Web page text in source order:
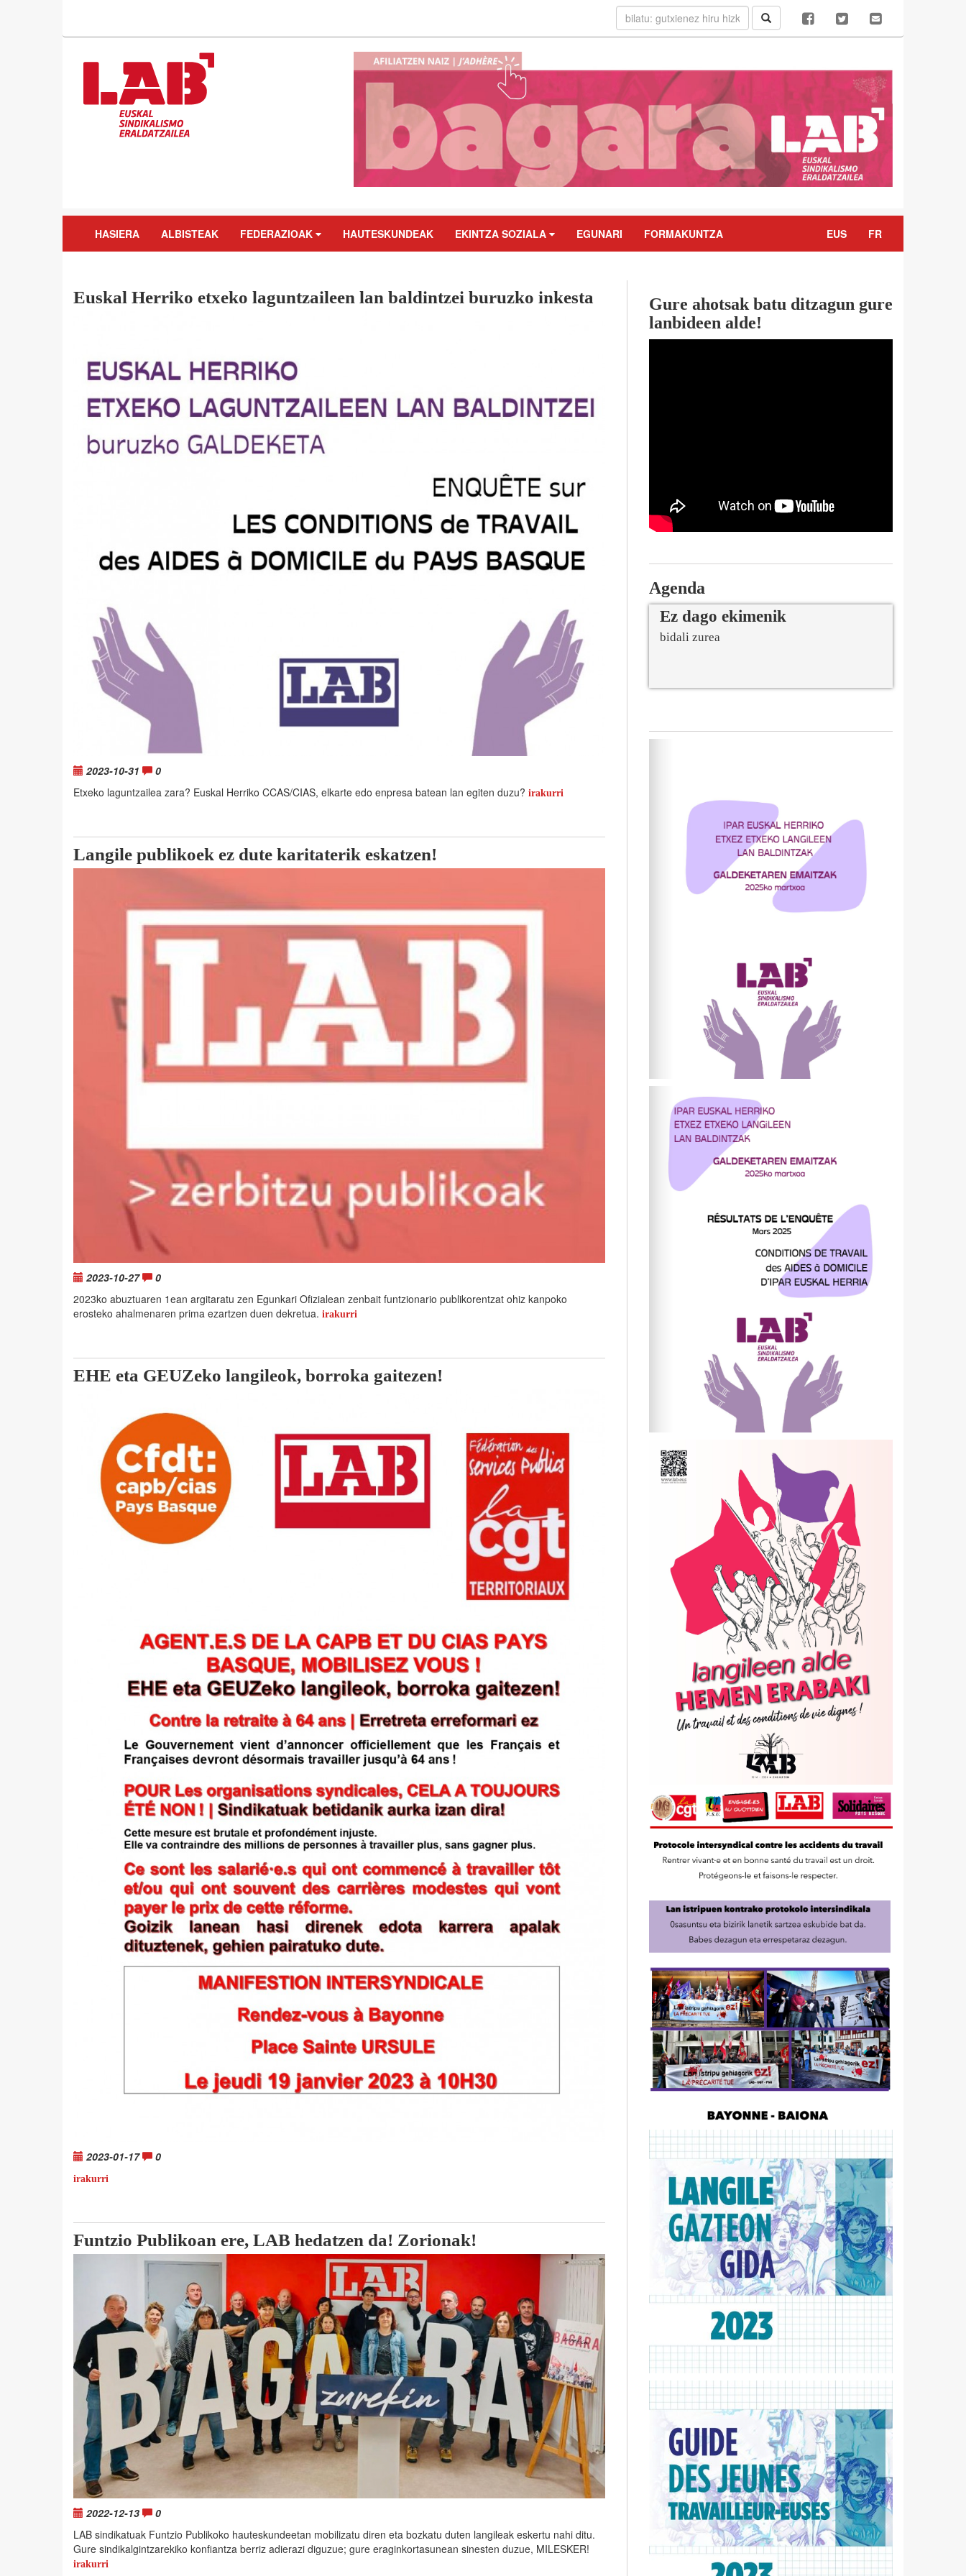
HASIERA ALBISTEAK FEDERAZIOAK HAUTESKUNDEAK EKINTZA SOZIALA EGUNARI FORMAKUNTZA EUS FR
Euskal Herriko etxeko laguntzaileen lan baldintzei buruzko inkesta
2023-10-31
0
Etxeko laguntzailea zara? Euskal Herriko CCAS/CIAS, elkarte edo enpresa batean lan egiten duzu? irakurri
Langile publikoek ez dute karitaterik eskatzen!
2023-10-27
0
2023ko abuztuaren 1ean argitaratu zen Egunkari Ofizialean zenbait funtzionario publikorentzat ohiz kanpoko
erosteko ahalmenaren prima ezartzen duen dekretua. irakurri
EHE eta GEUZeko langileok, borroka gaitezen!
2023-01-17 0
irakurri
Funtzio Publikoan ere, LAB hedatzen da! Zorionak!
2022-12-13
0
LAB sindikatuak Funtzio Publikoko hauteskundeetan mobilizatu diren eta bozkatu duten langileak eskertu nahi ditu.
Gure sindikalgintzarekiko konfiantza berriz adierazi diguzue; gure eraginkortasunean sinesten duzue, MILESKER!
irakurri
Gure ahotsak batu ditzagun gure
lanbideen alde!
Agenda
Ez dago ekimenik
bidali zurea